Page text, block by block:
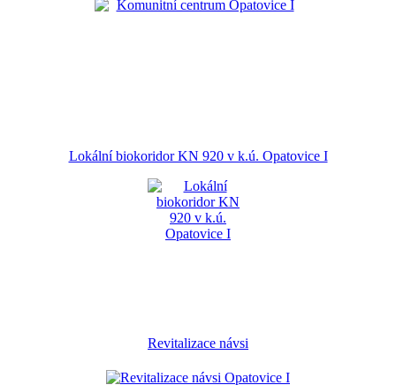
Lokální biokoridor KN 920 v k.ú. Opatovice I
Revitalizace návsi